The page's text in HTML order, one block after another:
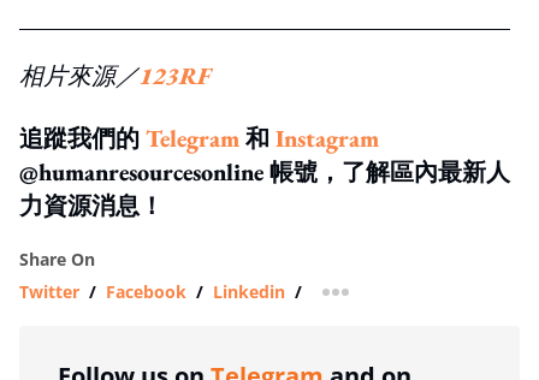
相片來源／123RF
追蹤我們的Telegram和 Instagram
@humanresourcesonline 帳號，了解區內最新人
力資源消息！
Share On
Twitter / Facebook / Linkedin / more sharing option